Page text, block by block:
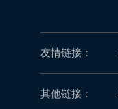
友情链接：
其他链接：